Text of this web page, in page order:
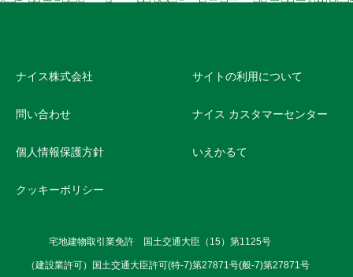
ナイス株式会社
問い合わせ
個人情報保護方針
クッキーポリシー
サイトの利用について
ナイス カスタマーセンター
いえかるて
宅地建物取引業免許 国土交通大臣（15）第1125号
（建設業許可）国土交通大臣許可(特-7)第27871号(般-7)第27871号